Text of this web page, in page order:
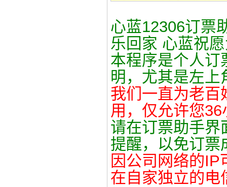
心蓝12306订票
乐回家 心蓝祝
本程序是个人订
明，尤其是左上
我们一直为老百
用，仅允许您
请在订票助手界
提醒，以免订票
因公司网络的
在自家独立的电